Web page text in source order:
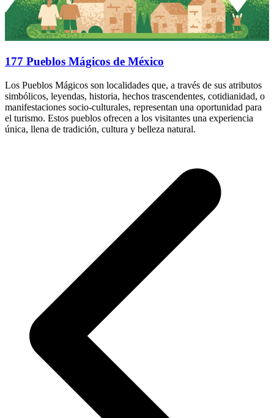
177 Pueblos Mágicos de México
Los Pueblos Mágicos son localidades que, a través de sus atributos
simbólicos, leyendas, historia, hechos trascendentes, cotidianidad, o
manifestaciones socio-culturales, representan una oportunidad para
el turismo. Estos pueblos ofrecen a los visitantes una experiencia
única, llena de tradición, cultura y belleza natural.